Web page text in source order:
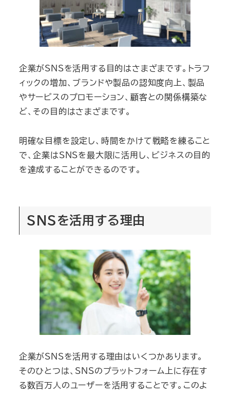
企業がSNSを活用する目的はさまざまです。トラフ
ィックの増加、ブランドや製品の認知度向上、製品
やサービスのプロモーション、顧客との関係構築な
ど、その目的はさまざまです。
明確な目標を設定し、時間をかけて戦略を練ること
で、企業はSNSを最大限に活用し、ビジネスの目的
を達成することができるのです。
SNSを活用する理由
企業がSNSを活用する理由はいくつかあります。
そのひとつは、SNSのプラットフォーム上に存在す
る数百万人のユーザーを活用することです。このよ